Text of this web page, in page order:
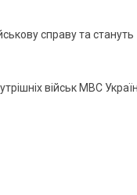
справу та стануть